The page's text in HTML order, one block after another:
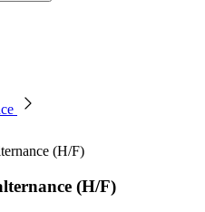
(H/F)
(H/F)